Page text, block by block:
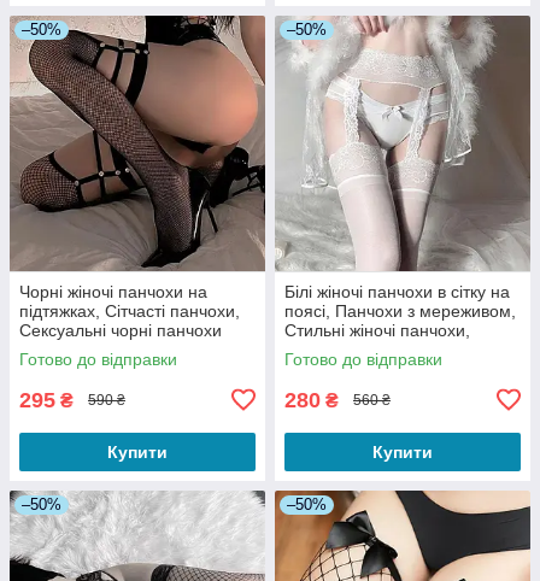
–50%
Чорні жіночі панчохи на
підтяжках, Сітчасті панчохи,
Сексуальні чорні панчохи
сітка, Чорні жіночі панчохи
Готово до відправки
295 ₴ 590 ₴
Купити
–50%
Білі жіночі панчохи в сітку на
поясі, Панчохи з мереживом,
Стильні жіночі панчохи,
Панчохи з мереживним
поясом
Готово до відправки
280 ₴ 560 ₴
Купити
–50% –50%